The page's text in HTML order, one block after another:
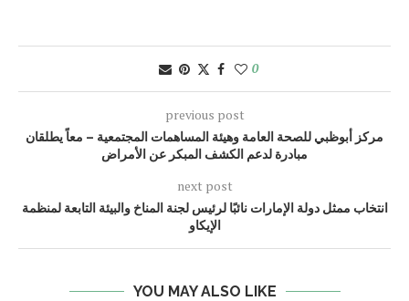
0
previous post
مركز أبوظبي للصحة العامة وهيئة المساهمات المجتمعية – معاً يطلقان
مبادرة لدعم الكشف المبكر عن الأمراض
next post
انتخاب ممثل دولة الإمارات نائبًا لرئيس لجنة المناخ والبيئة التابعة لمنظمة
الإيكاو
YOU MAY ALSO LIKE